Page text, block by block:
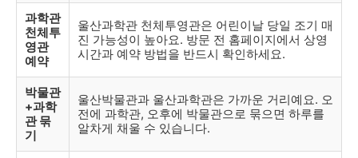
과학관
천체투
영관
예약
울산과학관 천체투영관은 어린이날 당일 조기 매
진 가능성이 높아요. 방문 전 홈페이지에서 상영
시간과 예약 방법을 반드시 확인하세요.
박물관
+과학
관 묶
기
울산박물관과 울산과학관은 가까운 거리예요. 오
전에 과학관, 오후에 박물관으로 묶으면 하루를
알차게 채울 수 있습니다.